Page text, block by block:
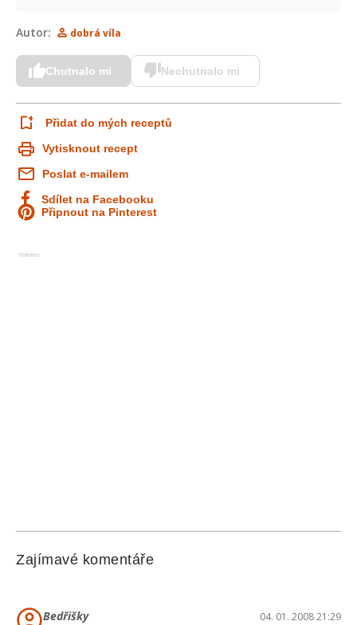
Autor: dobrá víla
Chutnalo mi Nechutnalo mi
Přidat do mých receptů
Vytisknout recept
Poslat e-mailem
Sdílet na Facebooku
Připnout na Pinterest
Reklama
Zajímavé komentáře
Bedřišky 04. 01. 2008 21:29